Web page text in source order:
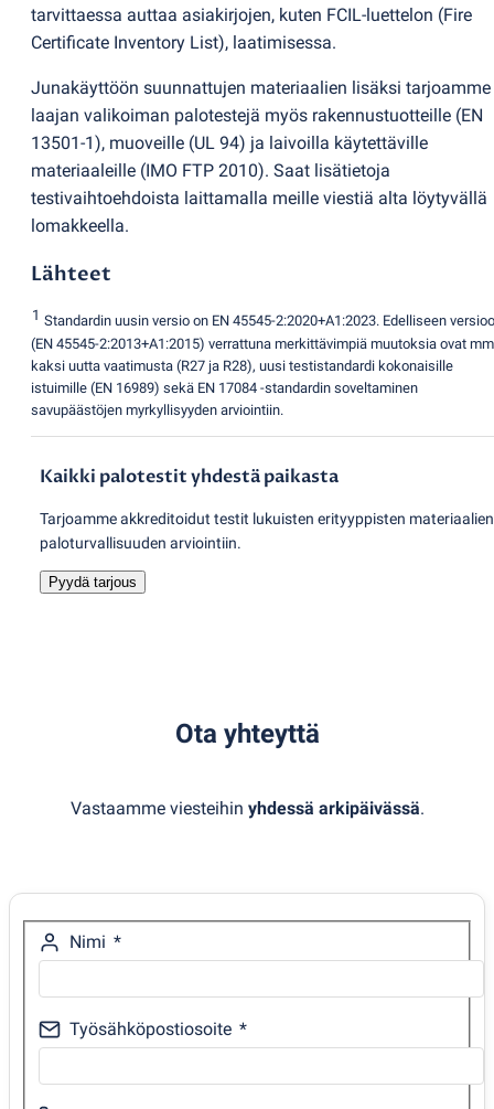
tarvittaessa auttaa asiakirjojen, kuten FCIL-luettelon (Fire
Certificate Inventory List), laatimisessa.
Junakäyttöön suunnattujen materiaalien lisäksi tarjoamme
laajan valikoiman palotestejä myös rakennustuotteille (EN
13501-1), muoveille (UL 94) ja laivoilla käytettäville
materiaaleille (IMO FTP 2010). Saat lisätietoja
testivaihtoehdoista laittamalla meille viestiä alta löytyvällä
lomakkeella.
Lähteet
1 Standardin uusin versio on EN 45545-2:2020+A1:2023. Edelliseen
(EN 45545-2:2013+A1:2015) verrattuna merkittävimpiä muutoksia ovat
kaksi uutta vaatimusta (R27 ja R28), uusi testistandardi kokonaisille
istuimille (EN 16989) sekä EN 17084 -standardin soveltaminen
savupäästöjen myrkyllisyyden arviointiin.
Kaikki palotestit yhdestä paikasta
Tarjoamme akkreditoidut testit lukuisten erityyppisten materiaalien
paloturvallisuuden arviointiin.
Pyydä tarjous
Ota yhteyttä
Vastaamme viesteihin yhdessä arkipäivässä.
Nimi
Työsähköpostiosoite